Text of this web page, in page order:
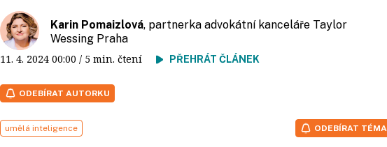
Karin Pomaizlová, partnerka advokátní kanceláře Taylor
Wessing Praha
11. 4. 2024 00:00 / 5 min. čtení PŘEHRÁT ČLÁNEK
ODEBÍRAT AUTORKU
umělá inteligence ODEBÍRAT TÉMA